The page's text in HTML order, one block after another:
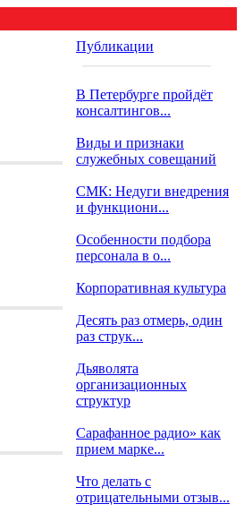
Публикации
В Петербурге пройдёт
консалтингов...
Виды и признаки
служебных совещаний
СМК: Недуги внедрения
и функциони...
Особенности подбора
персонала в о...
Корпоративная культура
Десять раз отмерь, один
раз струк...
Дьяволята
организационных
структур
Сарафанное радио» как
прием марке...
Что делать с
отрицательными отзыв...